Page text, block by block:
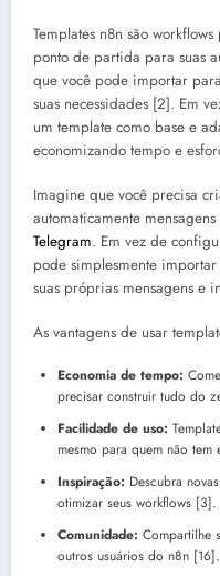
Templates n8n são
ponto de partida para suas
que você pode importar
suas necessidades [2]. Em
um template como base e
economizando tempo e
Imagine que você precisa
automaticamente
Telegram. Em vez de
pode simplesmente
suas próprias mensagens e
As vantagens de usar
Economia de tempo:
precisar construir tudo do
Facilidade de uso:
mesmo para quem não
Inspiração: Descubra
otimizar seus workflows [3].
Comunidade: Compartilhe
outros usuários do n8n [16].